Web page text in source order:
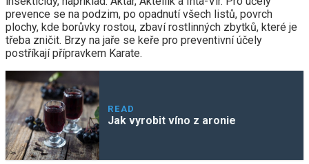
prevence se na podzim, po opadnutí všech listů, povrch
plochy, kde borůvky rostou, zbaví rostlinných zbytků, které je
třeba zničit. Brzy na jaře se keře pro preventivní účely
postříkají přípravkem Karate.
READ
Jak vyrobit víno z aronie